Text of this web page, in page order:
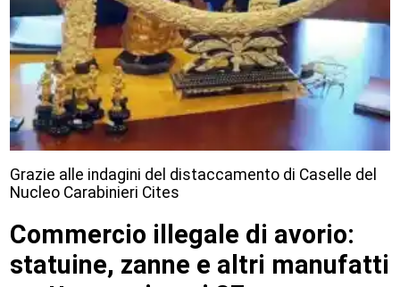
Grazie alle indagini del distaccamento di Caselle del
Nucleo Carabinieri Cites
Commercio illegale di avorio:
statuine, zanne e altri manufatti